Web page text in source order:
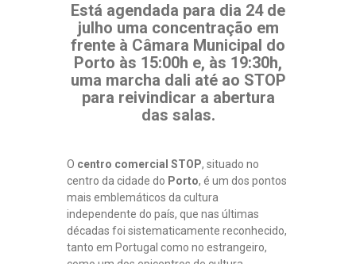
Está agendada para dia 24 de
julho uma concentração em
frente à Câmara Municipal do
Porto às 15:00h e, às 19:30h,
uma marcha dali até ao STOP
para reivindicar a abertura
das salas.
O centro comercial STOP, situado no
centro da cidade do Porto, é um dos pontos
mais emblemáticos da cultura
independente do país, que nas últimas
décadas foi sistematicamente reconhecido,
tanto em Portugal como no estrangeiro,